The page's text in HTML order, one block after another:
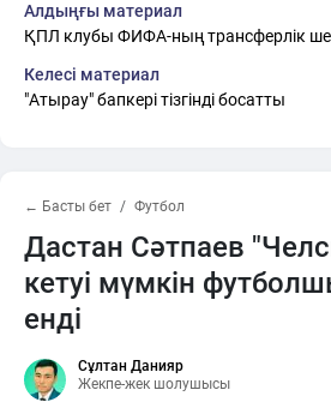
Алдыңғы материал
ҚПЛ клубы ФИФА-ның трансферлік
Келесі материал
"Атырау" бапкері тізгінді босатты
← Басты бет Футбол
Дастан Сәтпаев
кетуі мүмкін
енді
Сұлтан Данияр
Жекпе-жек шолушысы